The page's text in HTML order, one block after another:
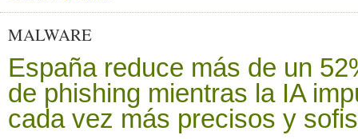
MALWARE
España reduce más de un
de phishing mientras la IA
cada vez más precisos y